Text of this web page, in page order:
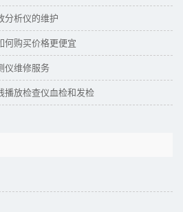
分析仪的维护
何购买价格更便宜
仪维修服务
播放检查仪血检和发检